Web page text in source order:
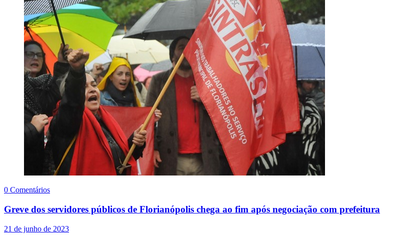
0 Comentários
Greve dos servidores públicos de Florianópolis chega ao fim após negociação com prefeitura
21 de junho de 2023